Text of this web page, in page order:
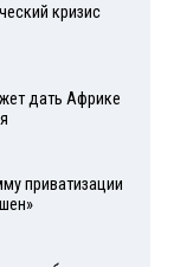
кризис
дать Африке
приватизации